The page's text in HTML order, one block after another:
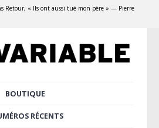
Retour, « Ils ont aussi tué mon père » — Pierre
BOUTIQUE
RÉCENTS